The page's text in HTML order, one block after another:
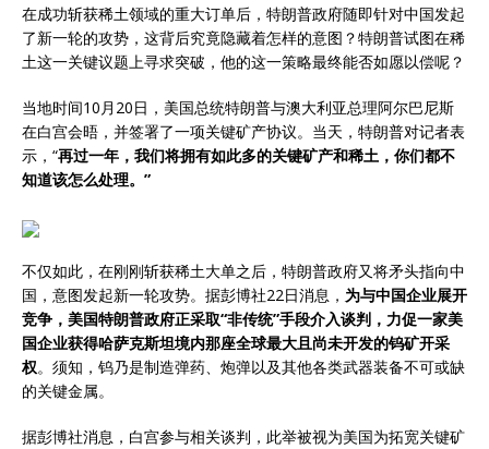
在成功斩获稀土领域的重大订单后，特朗普政府随即针对中国发起
了新一轮的攻势，这背后究竟隐藏着怎样的意图？特朗普试图在稀
土这一关键议题上寻求突破，他的这一策略最终能否如愿以偿呢？
当地时间10月20日，美国总统特朗普与澳大利亚总理阿尔巴尼斯
在白宫会晤，并签署了一项关键矿产协议。当天，特朗普对记者表
示，“再过一年，我们将拥有如此多的关键矿产和稀土，你们都不
知道该怎么处理。”
不仅如此，在刚刚斩获稀土大单之后，特朗普政府又将矛头指向中
国，意图发起新一轮攻势。据彭博社22日消息， 为与中国企业展开
竞争，美国特朗普政府正采取“非传统”手段介入谈判，力促一家美
国企业获得哈萨克斯坦境内那座全球最大且尚未开发的钨矿开采
权。须知，钨乃是制造弹药、炮弹以及其他各类武器装备不可或缺
的关键金属。
据彭博社消息，白宫参与相关谈判，此举被视为美国为拓宽关键矿